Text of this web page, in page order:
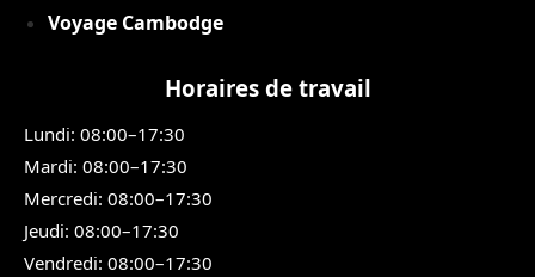
Voyage Cambodge
Horaires de travail
Lundi: 08:00–17:30
Mardi: 08:00–17:30
Mercredi: 08:00–17:30
Jeudi: 08:00–17:30
Vendredi: 08:00–17:30